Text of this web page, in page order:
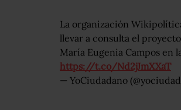
La organización
llevar a consulta el
María Eugenia Campos en
https://t.co/Nd2jJmXXaT
— YoCiudadano